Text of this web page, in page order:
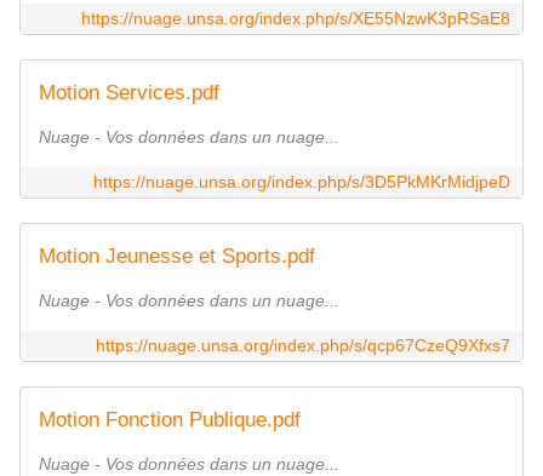
https://nuage.unsa.org/index.php/s/XE55NzwK3pRSaE8
Motion Services.pdf
Nuage - Vos données dans un nuage...
https://nuage.unsa.org/index.php/s/3D5PkMKrMidjpeD
Motion Jeunesse et Sports.pdf
Nuage - Vos données dans un nuage...
https://nuage.unsa.org/index.php/s/qcp67CzeQ9Xfxs7
Motion Fonction Publique.pdf
Nuage - Vos données dans un nuage...